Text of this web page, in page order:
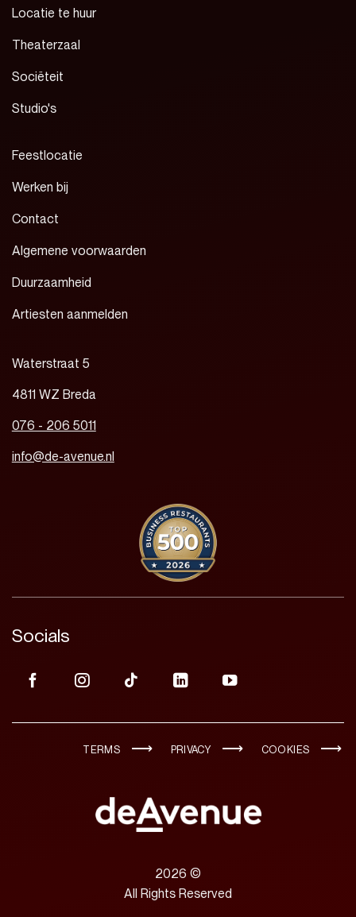
Locatie te huur
Theaterzaal
Sociëteit
Studio's
Feestlocatie
Werken bij
Contact
Algemene voorwaarden
Duurzaamheid
Artiesten aanmelden
Waterstraat 5
4811 WZ Breda
076 - 206 5011
info@de-avenue.nl
Socials
TERMS PRIVACY COOKIES
2026 ©
All Rights Reserved